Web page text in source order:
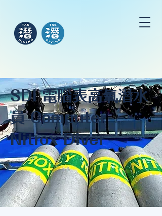
SDI 電腦表高氧潛水
員 Computer
Nitrox Diver